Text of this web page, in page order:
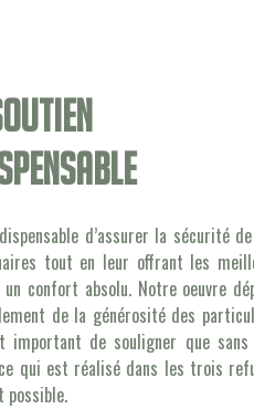
d’assurer la sécurité
tout en leur offrant les
confort absolu. Notre oeuvre
de la générosité des
de souligner que sans
qui est réalisé dans les trois
possible.